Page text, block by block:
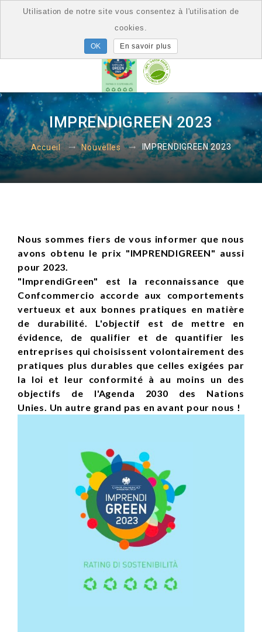
IMPRENDIGREEN 2023
Accueil Nouvelles IMPRENDIGREEN 2023
Nous sommes fiers de vous informer que nous
avons obtenu le prix "IMPRENDIGREEN" aussi
pour 2023.
"ImprendiGreen" est la reconnaissance que
Confcommercio accorde aux comportements
vertueux et aux bonnes pratiques en matière
de durabilité. L'objectif est de mettre en
évidence, de qualifier et de quantifier les
entreprises qui choisissent volontairement des
pratiques plus durables que celles exigées par
la loi et leur conformité à au moins un des
objectifs de l'Agenda 2030 des Nations
Unies. Un autre grand pas en avant pour nous !
Utilisation de notre site vous consentez à l'utilisation de
cookies.
En savoir plus